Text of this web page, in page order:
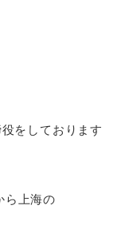
をしております
ら上海の